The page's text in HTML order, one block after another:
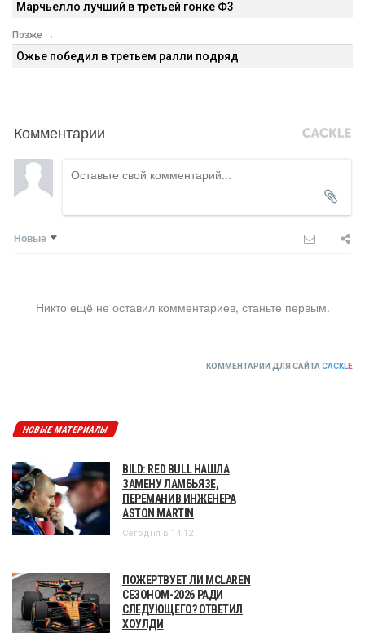
Марчьелло лучший в третьей гонке Ф3
Позже →
Ожье победил в третьем ралли подряд
Комментарии
Новые
Никто ещё не оставил комментариев, станьте первым.
КОММЕНТАРИИ ДЛЯ САЙТА CACKLE
НОВЫЕ МАТЕРИАЛЫ
BILD: RED BULL НАШЛА
ЗАМЕНУ ЛАМБЬЯЗЕ,
ПЕРЕМАНИВ ИНЖЕНЕРА
ASTON MARTIN
Сегодня в 14:12
ПОЖЕРТВУЕТ ЛИ MCLAREN
СЕЗОНОМ-2026 РАДИ
СЛЕДУЮЩЕГО? ОТВЕТИЛ
ХОУЛДИ